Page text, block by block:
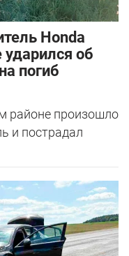
Honda
ударился об
погиб
районе произошло
и пострадал